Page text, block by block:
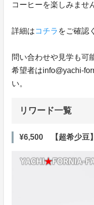
コーヒーを楽しみませ
詳細はコチラ をご確認
問い合わせや見学も可
希望者はinfo@yachi-
い。
リワード一覧
¥6,500 【超希少豆